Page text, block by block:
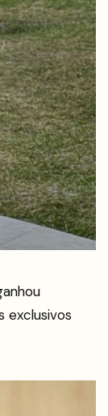
exclusivos